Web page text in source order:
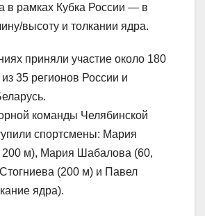
в рамках Кубка России — в
высоту и толкании ядра.
приняли участие около 180
35 регионов России и
команды Челябинской
спортсмены: Мария
200 м), Мария Шабалова (60,
(200 м) и Павел
ядра).